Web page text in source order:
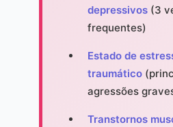
depressivos(3
frequentes)
Estado de
traumático
agressões
Transtornos